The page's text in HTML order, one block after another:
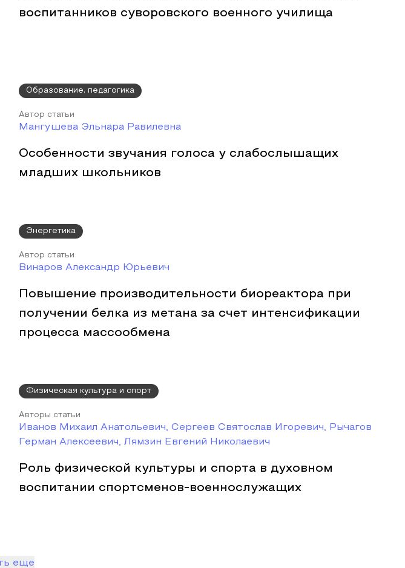
воспитанников суворовского военного училища
Образование, педагогика
Автор статьи
Мангушева Эльнара Равилевна
Особенности звучания голоса у слабослышащих
младших школьников
Энергетика
Автор статьи
Винаров Александр Юрьевич
Повышение производительности биореактора при
получении белка из метана за счет интенсификации
процесса массообмена
Физическая культура и спорт
Авторы статьи
Иванов Михаил Анатольевич, Сергеев Святослав Игоревич, Рычагов
Герман Алексеевич, Лямзин Евгений Николаевич
Роль физической культуры и спорта в духовном
воспитании спортсменов-военнослужащих
еще